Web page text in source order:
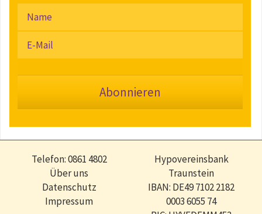
Telefon: 0861 4802
Über uns
Datenschutz
Impressum
Hypovereinsbank
Traunstein
IBAN: DE49 7102 2182
0003 6055 74